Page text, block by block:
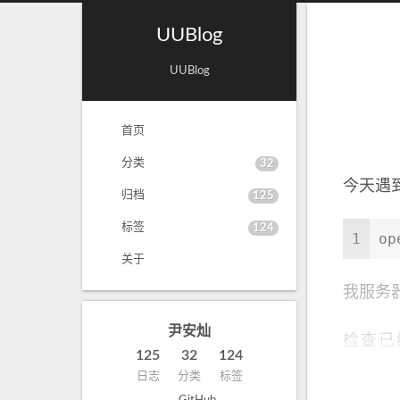
UUBlog
UUBlog
首页
分类 32
归档 125
标签 124
关于
尹安灿
125
日志
32
分类
124
标签
今天遇
1
我服务
检查已